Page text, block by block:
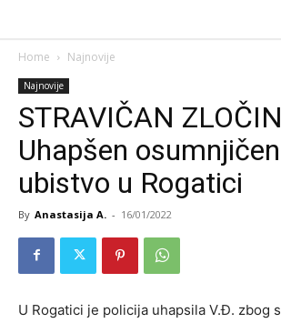
Home Najnovije
Najnovije
STRAVIČAN ZLOČIN
Uhapšen
ubistvo u Rogatici
By Anastasija A. - 16/01/2022
U Rogatici je policija uhapsila V.Đ. zbog